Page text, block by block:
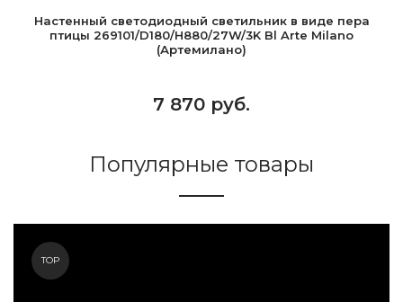
Настенный светодиодный светильник в виде пера
птицы 269101/D180/H880/27W/3K Bl Arte Milano
(Артемилано)
7 870 руб.
Популярные товары
TOP